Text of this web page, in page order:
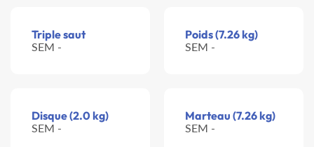
Triple saut
SEM -
Poids (7.26 kg)
SEM -
Disque (2.0 kg)
SEM -
Marteau (7.26 kg)
SEM -